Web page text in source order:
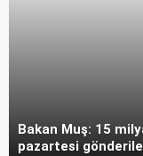
Bakan Muş: 15
pazartesi